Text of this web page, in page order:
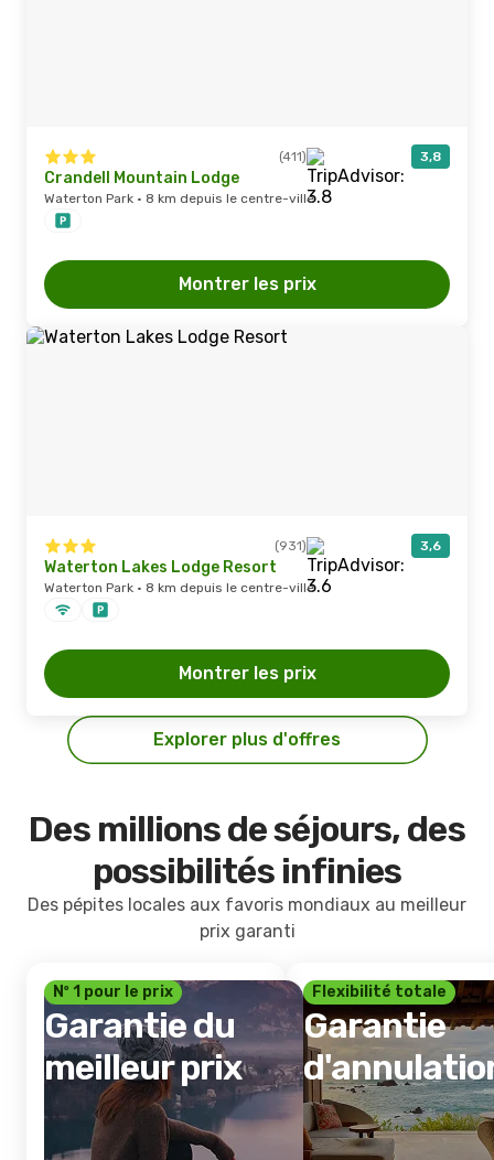
(411) 3,8
Crandell Mountain Lodge
Waterton Park · 8 km depuis le centre-ville
Montrer les prix
(931) 3,6
Waterton Lakes Lodge Resort
Waterton Park · 8 km depuis le centre-ville
Montrer les prix
Explorer plus d'offres
Des millions de séjours, des
possibilités infinies
Des pépites locales aux favoris mondiaux au meilleur
prix garanti
Nº 1 pour le prix
Garantie du
meilleur prix
Flexibilité totale
Garantie